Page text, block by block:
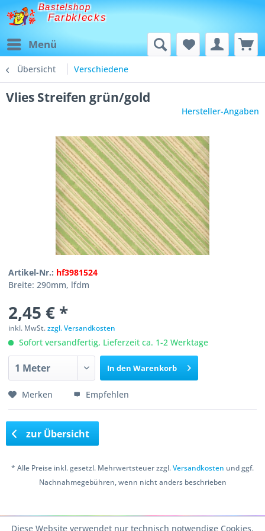
Bastelshop
Farbklecks
Menü
Übersicht Verschiedene
Vlies Streifen grün/gold
Hersteller-Angaben
Artikel-Nr.: hf3981524
Breite: 290mm, lfdm
2,45 € *
inkl. MwSt.zzgl. Versandkosten
Sofort versandfertig, Lieferzeit ca. 1-2 Werktage
In den Warenkorb
Merken Empfehlen
zur Übersicht
* Alle Preise inkl. gesetzl. Mehrwertsteuer zzgl.Versandkosten und ggf.
Nachnahmegebühren, wenn nicht anders beschrieben
Diese Website verwendet nur technisch notwendige Cookies.